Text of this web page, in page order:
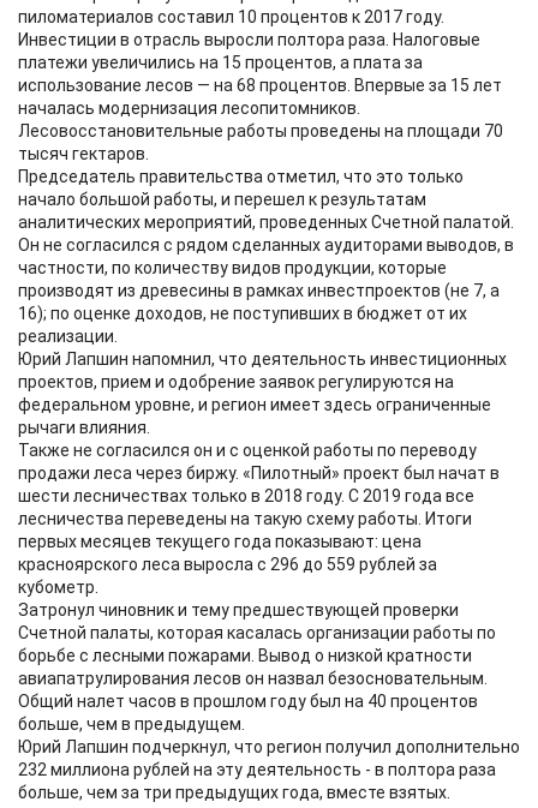
пиломатериалов составил 10 процентов к 2017 году.
Инвестиции в отрасль выросли полтора раза. Налоговые
платежи увеличились на 15 процентов, а плата за
использование лесов — на 68 процентов. Впервые за 15 лет
началась модернизация лесопитомников.
Лесовосстановительные работы проведены на площади 70
тысяч гектаров.
Председатель правительства отметил, что это только
начало большой работы, и перешел к результатам
аналитических мероприятий, проведенных Счетной палатой.
Он не согласился с рядом сделанных аудиторами выводов, в
частности, по количеству видов продукции, которые
производят из древесины в рамках инвестпроектов (не 7, а
16); по оценке доходов, не поступивших в бюджет от их
реализации.
Юрий Лапшин напомнил, что деятельность инвестиционных
проектов, прием и одобрение заявок регулируются на
федеральном уровне, и регион имеет здесь ограниченные
рычаги влияния.
Также не согласился он и с оценкой работы по переводу
продажи леса через биржу. «Пилотный» проект был начат в
шести лесничествах только в 2018 году. С 2019 года все
лесничества переведены на такую схему работы. Итоги
первых месяцев текущего года показывают: цена
красноярского леса выросла с 296 до 559 рублей за
кубометр.
Затронул чиновник и тему предшествующей проверки
Счетной палаты, которая касалась организации работы по
борьбе с лесными пожарами. Вывод о низкой кратности
авиапатрулирования лесов он назвал безосновательным.
Общий налет часов в прошлом году был на 40 процентов
больше, чем в предыдущем.
Юрий Лапшин подчеркнул, что регион получил дополнительно
232 миллиона рублей на эту деятельность - в полтора раза
больше, чем за три предыдущих года, вместе взятых.